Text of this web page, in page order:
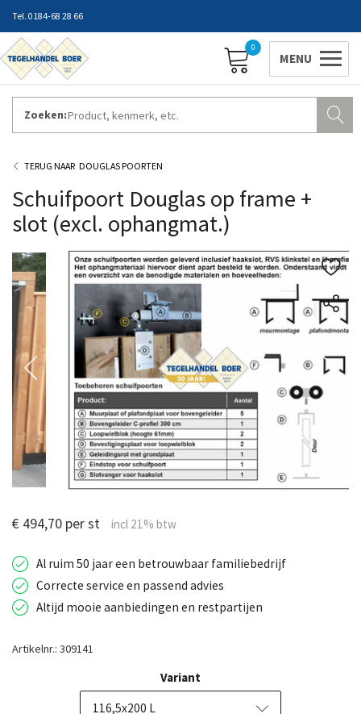
0184-68 28 66
0
Zoeken:
ZAKELIJK INLOGGEN
DOUGLAS POORTEN
Schuifpoort Douglas op frame +
slot (excl. ophangmat.)
€ 494,70 per st
Al ruim 50 jaar een betrouwbaar familiebedrijf
Correcte service en passend advies
Altijd mooie aanbiedingen en restpartijen
Artikelnr.: 309141
Variant
116,5x200 L